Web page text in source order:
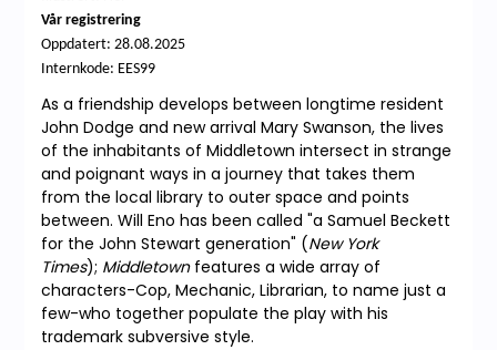
Vår registrering
Oppdatert: 28.08.2025
Internkode: EES99
As a friendship develops between longtime resident
John Dodge and new arrival Mary Swanson, the lives
of the inhabitants of Middletown intersect in strange
and poignant ways in a journey that takes them
from the local library to outer space and points
between. Will Eno has been called "a Samuel Beckett
for the John Stewart generation" (New York
Times); Middletownfeatures a wide array of
characters-Cop, Mechanic, Librarian, to name just a
few-who together populate the play with his
trademark subversive style.